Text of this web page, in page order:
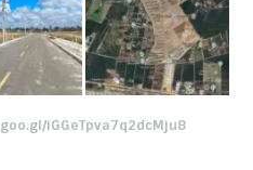
iGGeTpva7q2dcMju8